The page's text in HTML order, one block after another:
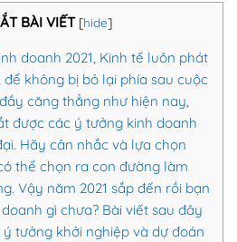
BÀI VIẾT [hide]
doanh 2021, Kinh tế luôn phát
không bị bỏ lại phía sau cuộc
căng thẳng như hiện nay,
được các ý tưởng kinh doanh
Hãy cân nhắc và lựa chọn
thể chọn ra con đường làm
Vậy năm 2021 sắp đến rồi bạn
gì chưa? Bài viết sau đây
tưởng khởi nghiệp và dự đoán